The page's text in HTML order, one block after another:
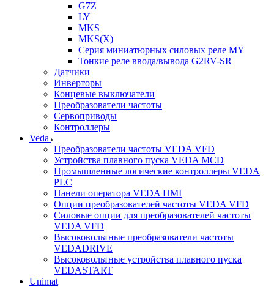
G7Z
LY
MKS
MKS(X)
Серия миниатюрных силовых реле MY
Тонкие реле ввода/вывода G2RV-SR
Датчики
Инверторы
Концевые выключатели
Преобразователи частоты
Сервоприводы
Контроллеры
Veda
Преобразователи частоты VEDA VFD
Устройства плавного пуска VEDA MCD
Промышленные логические контроллеры VEDA
PLC
Панели оператора VEDA HMI
Опции преобразователей частоты VEDA VFD
Силовые опции для преобразователей частоты
VEDA VFD
Высоковольтные преобразователи частоты
VEDADRIVE
Высоковольтные устройства плавного пуска
VEDASTART
Unimat